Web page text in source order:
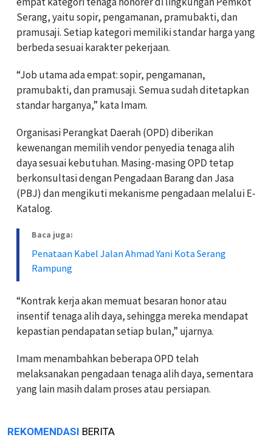
Serang, yaitu sopir, pengamanan, pramubakti, dan
pramusaji. Setiap kategori memiliki standar harga yang
berbeda sesuai karakter pekerjaan.
“Job utama ada empat: sopir, pengamanan,
pramubakti, dan pramusaji. Semua sudah ditetapkan
standar harganya,” kata Imam.
Organisasi Perangkat Daerah (OPD) diberikan
kewenangan memilih vendor penyedia tenaga alih
daya sesuai kebutuhan. Masing-masing OPD tetap
berkonsultasi dengan Pengadaan Barang dan Jasa
(PBJ) dan mengikuti mekanisme pengadaan melalui E-
Katalog.
Baca juga:
Penataan Kabel Jalan Ahmad Yani Kota Serang
Rampung
“Kontrak kerja akan memuat besaran honor atau
insentif tenaga alih daya, sehingga mereka mendapat
kepastian pendapatan setiap bulan,” ujarnya.
Imam menambahkan beberapa OPD telah
melaksanakan pengadaan tenaga alih daya, sementara
yang lain masih dalam proses atau persiapan.
REKOMENDASI BERITA